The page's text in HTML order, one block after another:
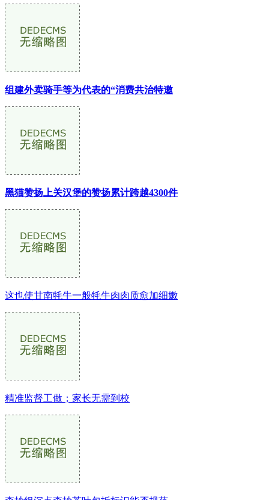
组建外卖骑手等为代表的“消费共治特邀
黑猫赞扬上关汉堡的赞扬累计跨越4300件
这也使甘南牦牛一般牦牛肉肉质愈加细嫩
精准监督工做；家长无需到校